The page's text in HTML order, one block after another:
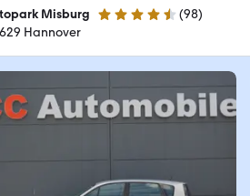
Misburg 4.5 Sterne (98)
Hannover